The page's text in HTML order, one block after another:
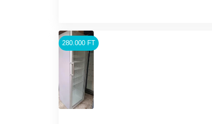
280.000 FT